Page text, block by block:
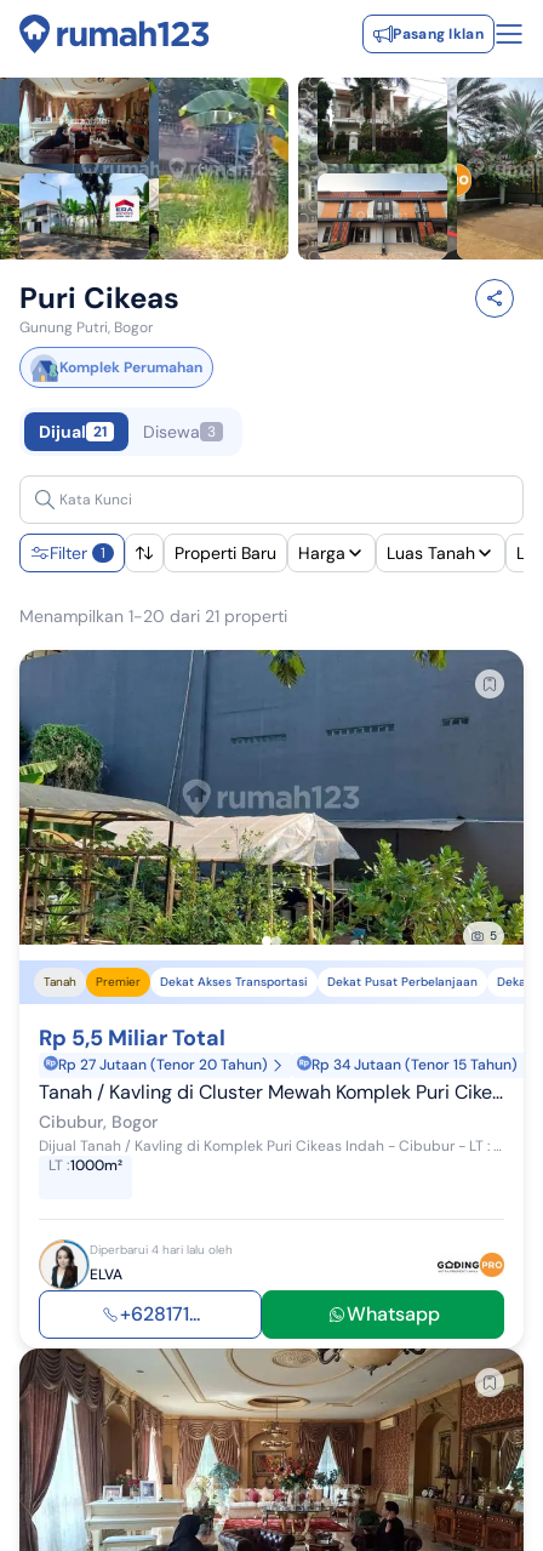
Pasang Iklan
Puri Cikeas
Gunung Putri, Bogor
Komplek Perumahan
Dijual 21 Disewa 3
Filter 1 Properti Baru Harga Luas Tanah
Menampilkan 1-20 dari 21 properti
5
Tanah Premier Dekat Akses Transportasi Dekat Pusat Perbelanjaan Dekat
Rp 5,5 Miliar Total
Rp 27 Jutaan (Tenor 20 Tahun) Rp 34 Jutaan (Tenor 15 Tahun)
Tanah / Kavling di Cluster Mewah Komplek Puri Cikeas Indah, Cibubur
Cibubur, Bogor
Dijual Tanah / Kavling di Komplek Puri Cikeas Indah - Cibubur - LT : 1000 m2 (+- P=40m x L=25m) - Hadap : Timur - Surat : SHM * Dekat Rumah Seh...
LT:1000m²
Diperbarui 4 hari lalu oleh
ELVA
+628171... Whatsapp